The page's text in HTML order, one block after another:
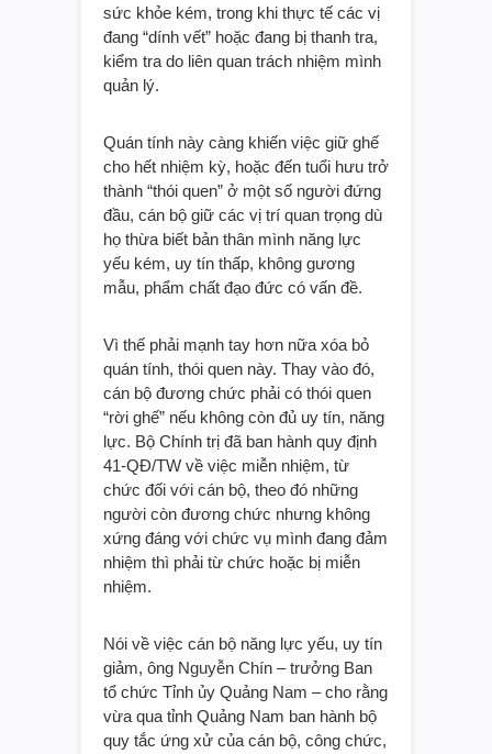
sức khỏe kém, trong khi thực tế các vị
đang “dính vết” hoặc đang bị thanh tra,
kiểm tra do liên quan trách nhiệm mình
quản lý.
Quán tính này càng khiến việc giữ ghế
cho hết nhiệm kỳ, hoặc đến tuổi hưu trở
thành “thói quen” ở một số người đứng
đầu, cán bộ giữ các vị trí quan trọng dù
họ thừa biết bản thân mình năng lực
yếu kém, uy tín thấp, không gương
mẫu, phẩm chất đạo đức có vấn đề.
Vì thế phải mạnh tay hơn nữa xóa bỏ
quán tính, thói quen này. Thay vào đó,
cán bộ đương chức phải có thói quen
“rời ghế” nếu không còn đủ uy tín, năng
lực. Bộ Chính trị đã ban hành quy định
41-QĐ/TW về việc miễn nhiệm, từ
chức đối với cán bộ, theo đó những
người còn đương chức nhưng không
xứng đáng với chức vụ mình đang đảm
nhiệm thì phải từ chức hoặc bị miễn
nhiệm.
Nói về việc cán bộ năng lực yếu, uy tín
giảm, ông Nguyễn Chín – trưởng Ban
tổ chức Tỉnh ủy Quảng Nam – cho rằng
vừa qua tỉnh Quảng Nam ban hành bộ
quy tắc ứng xử của cán bộ, công chức,